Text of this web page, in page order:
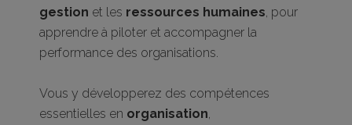
gestion et les ressources humaines , pour
apprendre à piloter et accompagner la
performance des organisations.
Vous y développerez des compétences
essentielles en organisation